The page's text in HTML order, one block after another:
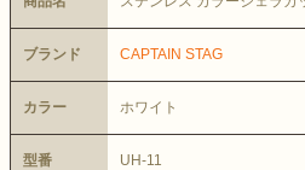
ブランド CAPTAIN STAG
カラー ホワイト
型番 UH-11